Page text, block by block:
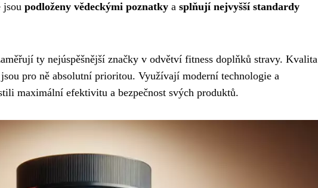
jsou podloženy vědeckými poznatky a splňují nejvyšší standardy
ty nejúspěšnější značky v odvětví fitness doplňků stravy. Kvalita
pro ně absolutní prioritou. Využívají moderní technologie a
maximální efektivitu a bezpečnost svých produktů.